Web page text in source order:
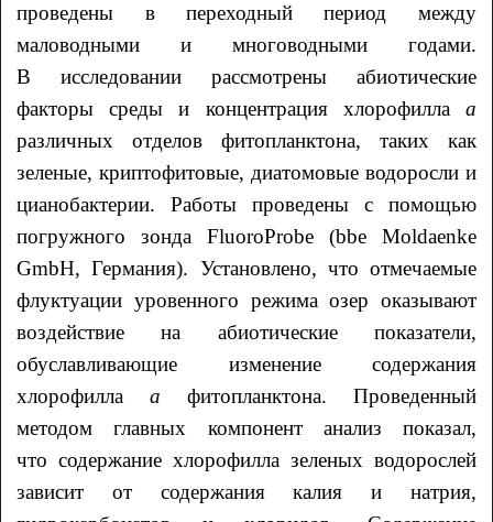
проведены в переходный период между
маловодными и многоводными годами.
В исследовании рассмотрены абиотические
факторы среды и концентрация хлорофилла а
различных отделов фитопланктона, таких как
зеленые, криптофитовые, диатомовые водоросли и
цианобактерии. Работы проведены с помощью
погружного зонда FluoroProbe (bbe Moldaenke
GmbH, Германия). Установлено, что отмечаемые
флуктуации уровенного режима озер оказывают
воздействие на абиотические показатели,
обуславливающие изменение содержания
хлорофиллаа фитопланктона. Проведенный
методом главных компонент анализ показал,
что содержание хлорофилла зеленых водорослей
зависит от содержания калия и натрия,